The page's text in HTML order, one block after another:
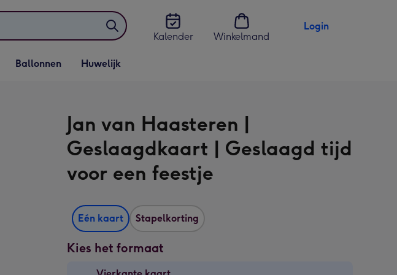
Kalender
Winkelmand
Login
Vervolgkeuzelijst
Ballonnen openen
Ballonnen
Vervolgkeuzelijst
Huwelijk openen
Huwelijk
Jan van Haasteren |
Geslaagdkaart | Geslaagd tijd
voor een feestje
Eén kaart Stapelkorting
Kies het formaat